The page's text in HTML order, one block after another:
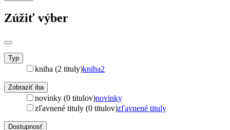
Zúžiť výber
Typ
kniha (2 tituly)kniha2
Zobraziť iba
novinky (0 titulov)novinky
zľavnené tituly (0 titulov)zľavnené tituly
Dostupnosť